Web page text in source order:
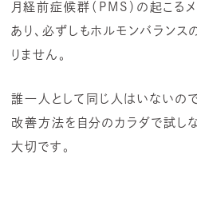
月経前症候群（PMS）の起こる
あり、必ずしもホルモンバラン
りません。
誰一人として同じ人はいないの
改善方法を自分のカラダで試し
大切です。